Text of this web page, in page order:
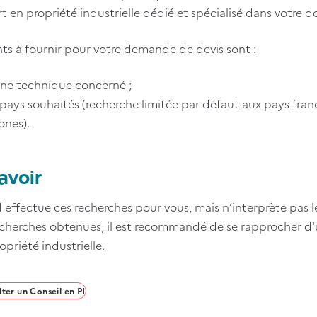
en propriété industrielle dédié et spécialisé dans votre
à fournir pour votre demande de devis sont :
technique concerné ;
souhaités (recherche limitée par défaut aux pays
effectue ces recherches pour vous, mais n’interprète pas
obtenues, il est recommandé de se rapprocher
industrielle.
un Conseil en PI